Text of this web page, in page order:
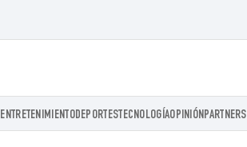
ENTRETENIMIENTODEPORTESTECNOLOGÍAOPINIÓNPARTNERS